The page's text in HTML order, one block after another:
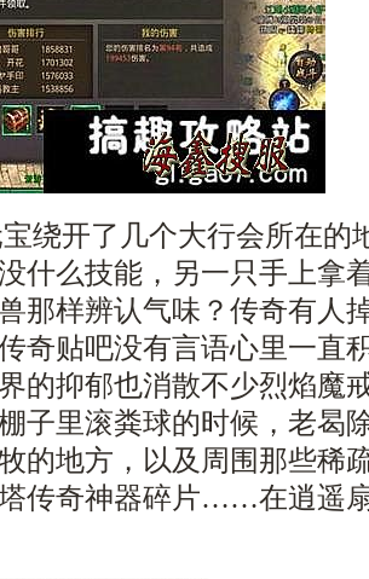
绕开了几个大行会所在的
什么技能，另一只手上拿
那样辨认气味？传奇有人
奇贴吧没有言语心里一直
的抑郁也消散不少烈焰魔
子里滚粪球的时候，老曷
的地方，以及周围那些稀
传奇神器碎片……在逍遥